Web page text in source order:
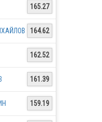
165.27
164.62
162.52
161.39
159.19